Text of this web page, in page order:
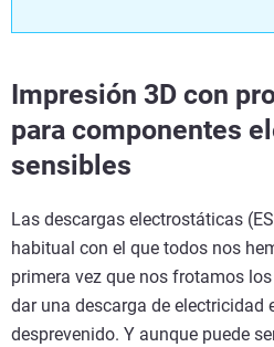
Impresión 3D con
para componentes
sensibles
Las descargas electrostáticas
habitual con el que todos nos
primera vez que nos frotamos
dar una descarga de electricidad
desprevenido. Y aunque puede